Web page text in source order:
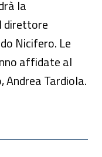
la
direttore
Nicifero. Le
affidate al
Tardiola.